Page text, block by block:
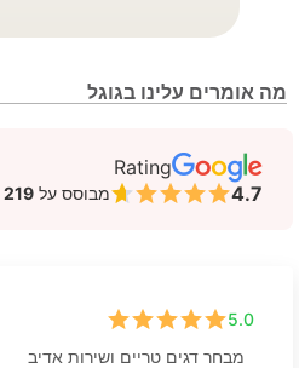
מה אומרים עלינו בגוגל
Rating
4.7
מבוסס על 219
5.0
מבחר דגים טריים ושירות אדיב